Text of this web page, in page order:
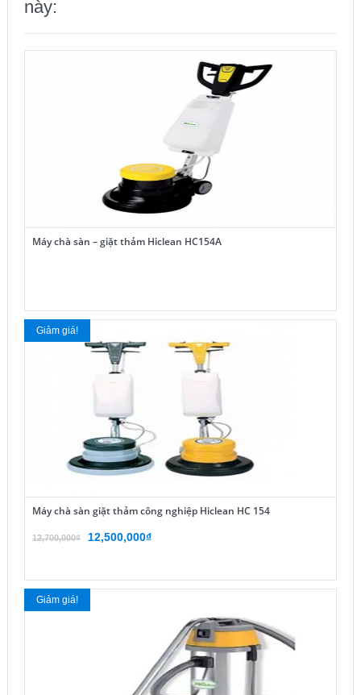
này:
Máy chà sàn – giặt thảm Hiclean HC154A
Giảm giá!
Máy chà sàn giặt thảm công nghiệp Hiclean HC 154
12,700,000₫
Giá
12,700,000₫.
12,500,000₫Giá
là:
Giảm giá!